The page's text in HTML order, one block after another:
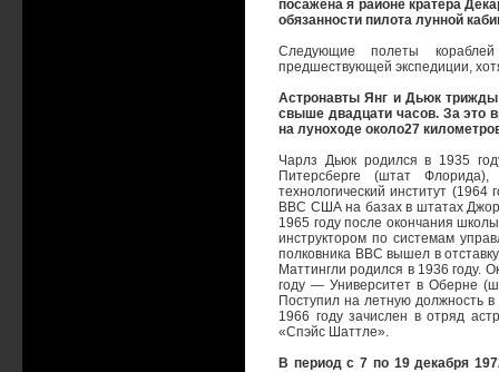
посажена я районе кратера
обязанности пилота лунной
Следующие полеты
предшествующей экспедиции,
Астронавты Янг и Дьюк
свыше двадцати часов. За это
на луноходе около27
Чарлз Дьюк родился в 1935
Питерсберге (штат Флорида),
технологический институт
ВВС США на базах в штатах
1965 году после окончания
инструктором по системам
полковника ВВС вышел в
Маттингли родился в 1936
году — Университет в Оберне
Поступил на летную должность
1966 году зачислен в отряд
«Спэйс Шаттле».
В период с 7 по 19 декабря